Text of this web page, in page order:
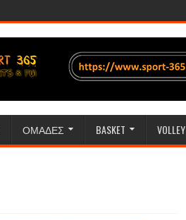
ΟΜΑΔΕΣ BASKET VOLLEY